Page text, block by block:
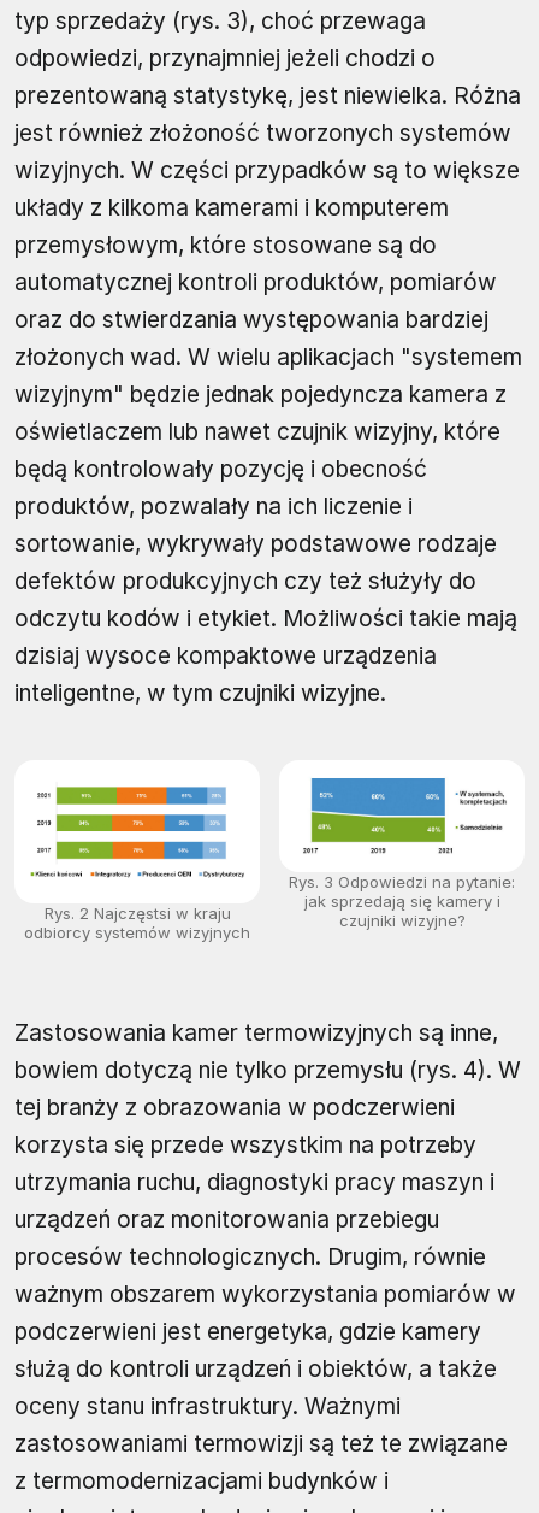
typ sprzedaży (rys. 3), choć przewaga
odpowiedzi, przynajmniej jeżeli chodzi o
prezentowaną statystykę, jest niewielka. Różna
jest również złożoność tworzonych systemów
wizyjnych. W części przypadków są to większe
układy z kilkoma kamerami i komputerem
przemysłowym, które stosowane są do
automatycznej kontroli produktów, pomiarów
oraz do stwierdzania występowania bardziej
złożonych wad. W wielu aplikacjach "systemem
wizyjnym" będzie jednak pojedyncza kamera z
oświetlaczem lub nawet czujnik wizyjny, które
będą kontrolowały pozycję i obecność
produktów, pozwalały na ich liczenie i
sortowanie, wykrywały podstawowe rodzaje
defektów produkcyjnych czy też służyły do
odczytu kodów i etykiet. Możliwości takie mają
dzisiaj wysoce kompaktowe urządzenia
inteligentne, w tym czujniki wizyjne.
Rys. 2 Najczęstsi w kraju
odbiorcy systemów wizyjnych
Rys. 3 Odpowiedzi na pytanie:
jak sprzedają się kamery i
czujniki wizyjne?
Zastosowania kamer termowizyjnych są inne,
bowiem dotyczą nie tylko przemysłu (rys. 4). W
tej branży z obrazowania w podczerwieni
korzysta się przede wszystkim na potrzeby
utrzymania ruchu, diagnostyki pracy maszyn i
urządzeń oraz monitorowania przebiegu
procesów technologicznych. Drugim, równie
ważnym obszarem wykorzystania pomiarów w
podczerwieni jest energetyka, gdzie kamery
służą do kontroli urządzeń i obiektów, a także
oceny stanu infrastruktury. Ważnymi
zastosowaniami termowizji są też te związane
z termomodernizacjami budynków i